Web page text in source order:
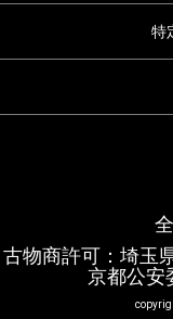
特
古物商許可：埼玉
京都公安